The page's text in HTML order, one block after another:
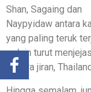
Shan, Sagaing dan
Naypyidaw antara
yang paling teruk
selain turut
negara jiran,